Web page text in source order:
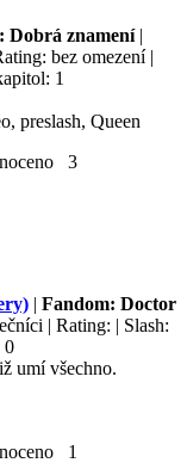
Dobrá znamení|
bez omezení |
1
preslash, Queen
3
| Fandom: Doctor
| Rating: | Slash:
0
umí všechno.
1